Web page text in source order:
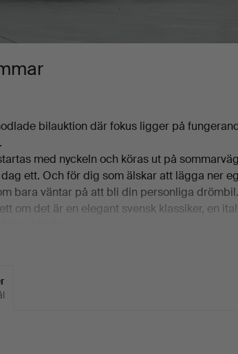
bilauktion där fokus ligger på
med nyckeln och köras ut på
ett. Och för dig som älskar att lägga ner
bara väntar på att bli din personliga
om det är en elegant svensk klassiker, en
vill köpa en bil du faktiskt kan använda och